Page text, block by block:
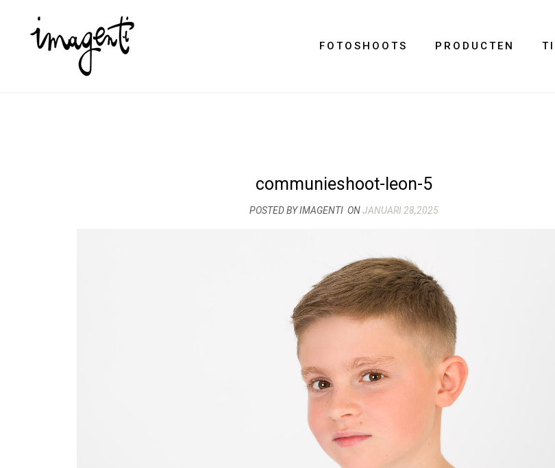
FOTOSHOOTS PRODUCTEN
communieshoot-leon-5
POSTED BY IMAGENTI ONJANUARI 28,2025